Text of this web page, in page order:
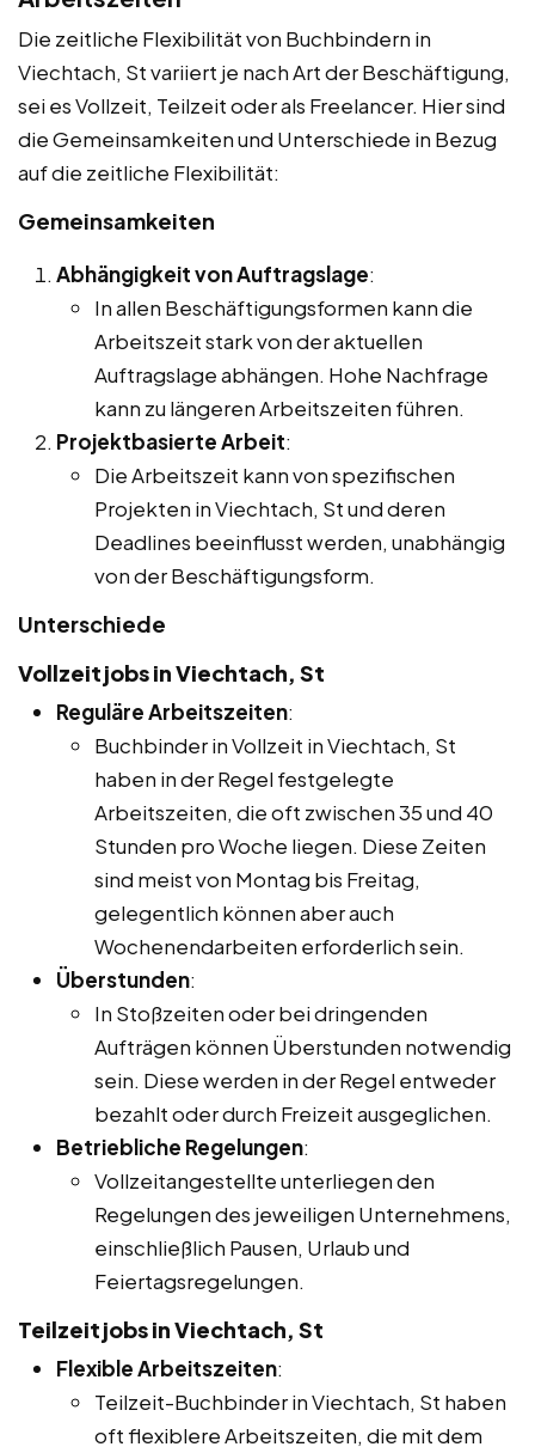
Die zeitliche Flexibilität von Buchbindern in
Viechtach, St variiert je nach Art der Beschäftigung,
sei es Vollzeit, Teilzeit oder als Freelancer. Hier sind
die Gemeinsamkeiten und Unterschiede in Bezug
auf die zeitliche Flexibilität:
Gemeinsamkeiten
Abhängigkeit von Auftragslage:
In allen Beschäftigungsformen kann die
Arbeitszeit stark von der aktuellen
Auftragslage abhängen. Hohe Nachfrage
kann zu längeren Arbeitszeiten führen.
Projektbasierte Arbeit:
Die Arbeitszeit kann von spezifischen
Projekten in Viechtach, St und deren
Deadlines beeinflusst werden, unabhängig
von der Beschäftigungsform.
Unterschiede
Vollzeitjobs in Viechtach, St
Reguläre Arbeitszeiten:
Buchbinder in Vollzeit in Viechtach, St
haben in der Regel festgelegte
Arbeitszeiten, die oft zwischen 35 und 40
Stunden pro Woche liegen. Diese Zeiten
sind meist von Montag bis Freitag,
gelegentlich können aber auch
Wochenendarbeiten erforderlich sein.
Überstunden:
In Stoßzeiten oder bei dringenden
Aufträgen können Überstunden notwendig
sein. Diese werden in der Regel entweder
bezahlt oder durch Freizeit ausgeglichen.
Betriebliche Regelungen:
Vollzeitangestellte unterliegen den
Regelungen des jeweiligen Unternehmens,
einschließlich Pausen, Urlaub und
Feiertagsregelungen.
Teilzeitjobs in Viechtach, St
Flexible Arbeitszeiten:
Teilzeit-Buchbinder in Viechtach, St haben
oft flexiblere Arbeitszeiten, die mit dem